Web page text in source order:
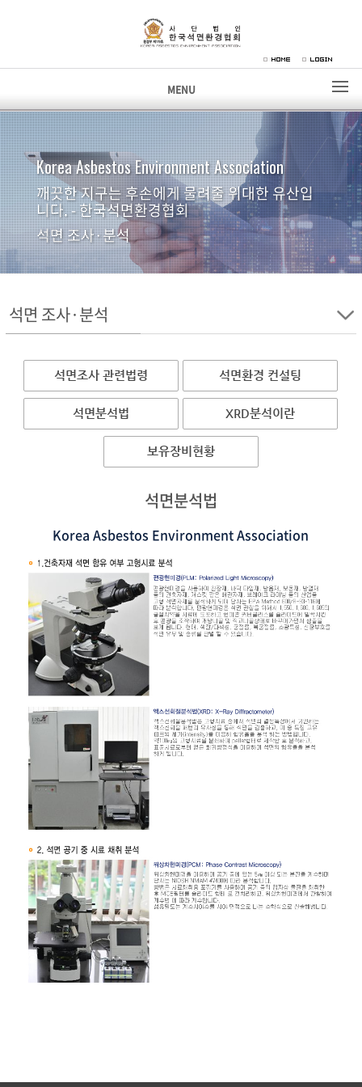
MENU
Korea Asbestos Environment Association
깨끗한 지구는 후손에게 물려줄 위대한 유산입
니다. - 한국석면환경협회
석면 조사·분석
석면 조사·분석
석면조사 관련법령 석면환경 컨설팅
석면분석법 XRD분석이란
보유장비현황
석면분석법
Korea Asbestos Environment Association